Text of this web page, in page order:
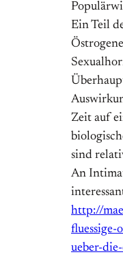
Ein Teil
Zeit auf
sind
An
http://
fluessige-
ueber-